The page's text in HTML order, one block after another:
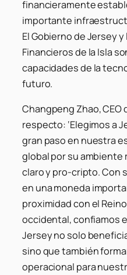
financieramente
importante
El Gobierno de Jersey
Financieros de la Isla
capacidades de la
futuro.
Changpeng Zhao, CEO
respecto: ‘Elegimos a
gran paso en nuestra
global por su ambiente
claro y pro-cripto. Con
en una moneda
proximidad con el
occidental, confiamos
Jersey no solo
sino que también
operacional para